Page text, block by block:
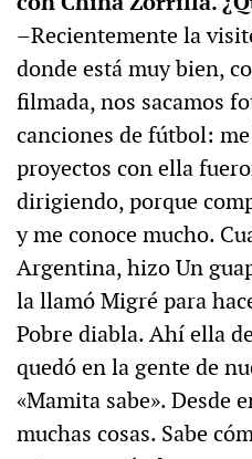
–Recientemente la
donde está muy bien,
filmada, nos sacamos
canciones de fútbol:
proyectos con ella
dirigiendo, porque
y me conoce mucho.
Argentina, hizo Un
la llamó Migré para
Pobre diabla. Ahí ella
quedó en la gente de
«Mamita sabe». Desde
muchas cosas. Sabe